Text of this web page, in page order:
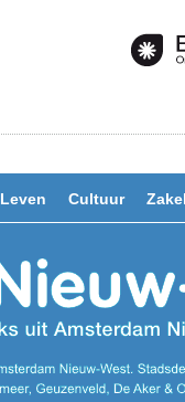
Leven Cultuur